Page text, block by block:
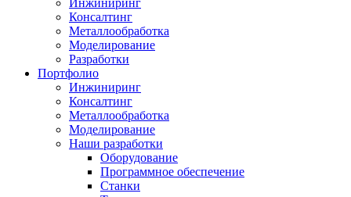
Инжиниринг
Консалтинг
Металлообработка
Моделирование
Разработки
Портфолио
Инжиниринг
Консалтинг
Металлообработка
Моделирование
Наши разработки
Оборудование
Программное обеспечение
Станки